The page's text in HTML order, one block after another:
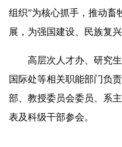
组织”为核心抓手，推动畜
展，为强国建设、民族复
高层次人才办、研究
国际处等相关职能部门负
部、教授委员会委员、系
表及科级干部参会。